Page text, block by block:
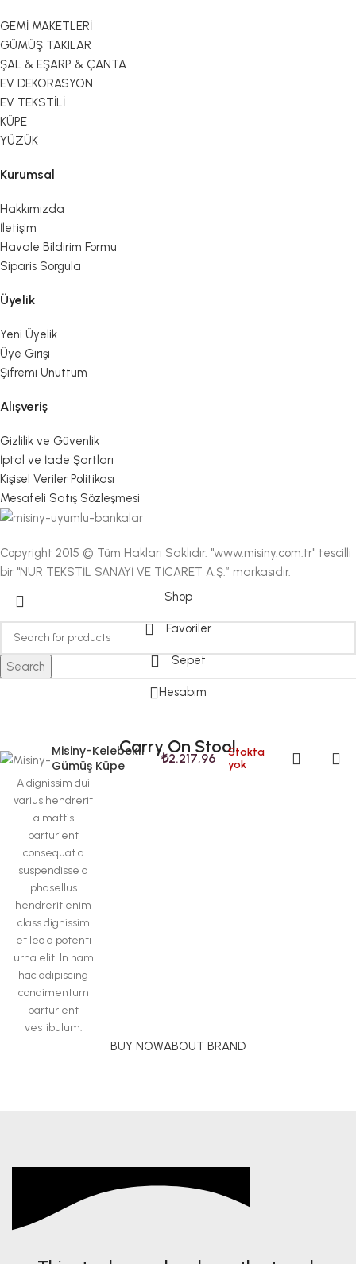
GEMİ MAKETLERİ
GÜMÜŞ TAKILAR
ŞAL & EŞARP & ÇANTA
EV DEKORASYON
EV TEKSTİLİ
KÜPE
YÜZÜK
Kurumsal
Hakkımızda
İletişim
Havale Bildirim Formu
Siparis Sorgula
Üyelik
Yeni Üyelik
Üye Girişi
Şifremi Unuttum
Alışveriş
Gizlilik ve Güvenlik
İptal ve İade Şartları
Kişisel Veriler Politikası
Mesafeli Satış Sözleşmesi
Copyright 2015 © Tüm Hakları Saklıdır. "www.misiny.com.tr" tescilli
bir "NUR TEKSTİL SANAYİ VE TİCARET A.Ş.” markasıdır.
Search
Carry On Stool
A dignissim dui
varius hendrerit
a mattis
parturient
consequat a
suspendisse a
phasellus
hendrerit enim
class dignissim
et leo a potenti
urna elit. In nam
hac adipiscing
condimentum
parturient
vestibulum.
BUY NOWABOUT BRAND
Shop
Favoriler
Sepet
Hesabım
Misiny-Kelebekli
Gümüş Küpe
₺2.217,96
Stokta
yok